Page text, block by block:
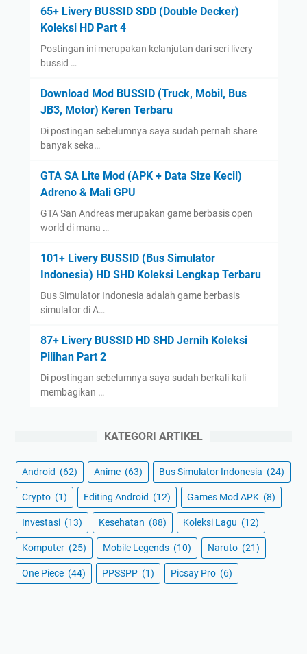
65+ Livery BUSSID SDD (Double Decker)
Koleksi HD Part 4
Postingan ini merupakan kelanjutan dari seri livery
bussid …
Download Mod BUSSID (Truck, Mobil, Bus
JB3, Motor) Keren Terbaru
Di postingan sebelumnya saya sudah pernah share
banyak seka…
GTA SA Lite Mod (APK + Data Size Kecil)
Adreno & Mali GPU
GTA San Andreas merupakan game berbasis open
world di mana …
101+ Livery BUSSID (Bus Simulator
Indonesia) HD SHD Koleksi Lengkap Terbaru
Bus Simulator Indonesia adalah game berbasis
simulator di A…
87+ Livery BUSSID HD SHD Jernih Koleksi
Pilihan Part 2
Di postingan sebelumnya saya sudah berkali-kali
membagikan …
KATEGORI ARTIKEL
Android (62) Anime (63) Bus Simulator Indonesia (24)
Crypto (1) Editing Android (12) Games Mod APK (8)
Investasi (13) Kesehatan (88) Koleksi Lagu (12)
Komputer (25) Mobile Legends (10) Naruto (21)
One Piece (44) PPSSPP (1) Picsay Pro (6)